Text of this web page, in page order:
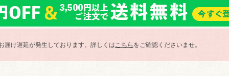
届け遅延が発生しております。詳しくはこちら をご確認くださいませ。